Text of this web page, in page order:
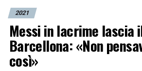
2021
Messi in lacrime lascia
Barcellona: «Non
così»